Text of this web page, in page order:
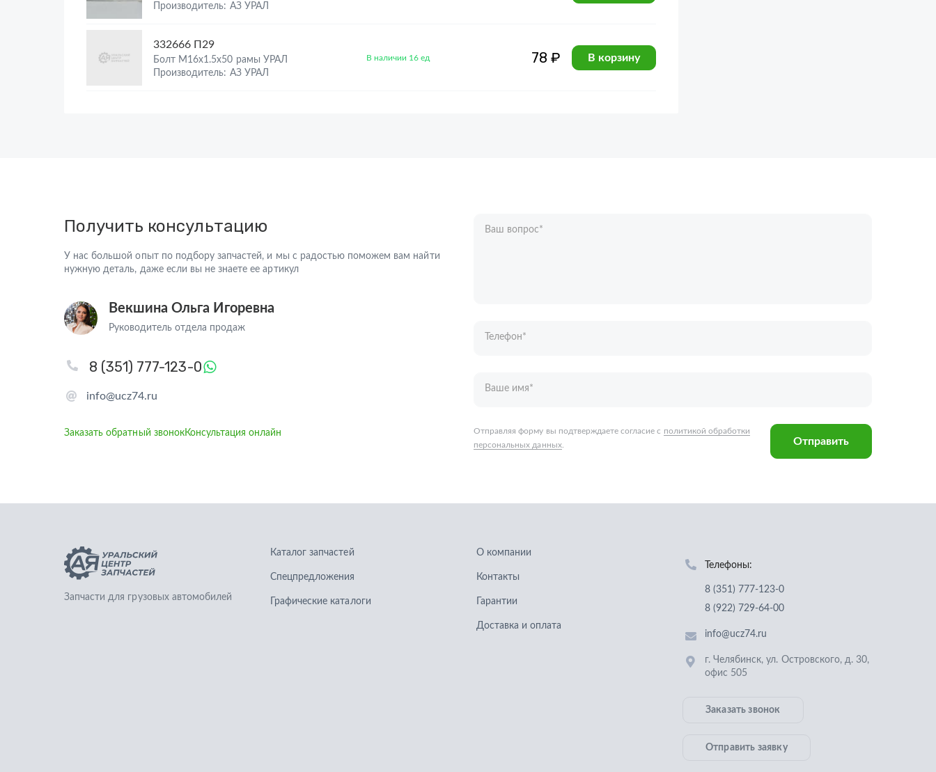
Производитель: АЗ УРАЛ
332666 П29
Болт М16х1.5х50 рамы УРАЛ
Производитель: АЗ УРАЛ
В наличии 16 ед 78 ₽ В корзину
Получить консультацию
У нас большой опыт по подбору запчастей, и мы с радостью поможем вам найти
нужную деталь, даже если вы не знаете ее артикул
Векшина Ольга Игоревна
Руководитель отдела продаж
info@ucz74.ru
8 (351) 777-123-0
Заказать обратный звонокКонсультация онлайн
Ваш вопрос*
Запчасти для грузовых автомобилей
Спецпредложения
Графические каталоги
Контакты
Гарантии
Доставка и оплата
8 (351) 777-123-0
8 (922) 729-64-00
info@ucz74.ru
г. Челябинск
офис 505